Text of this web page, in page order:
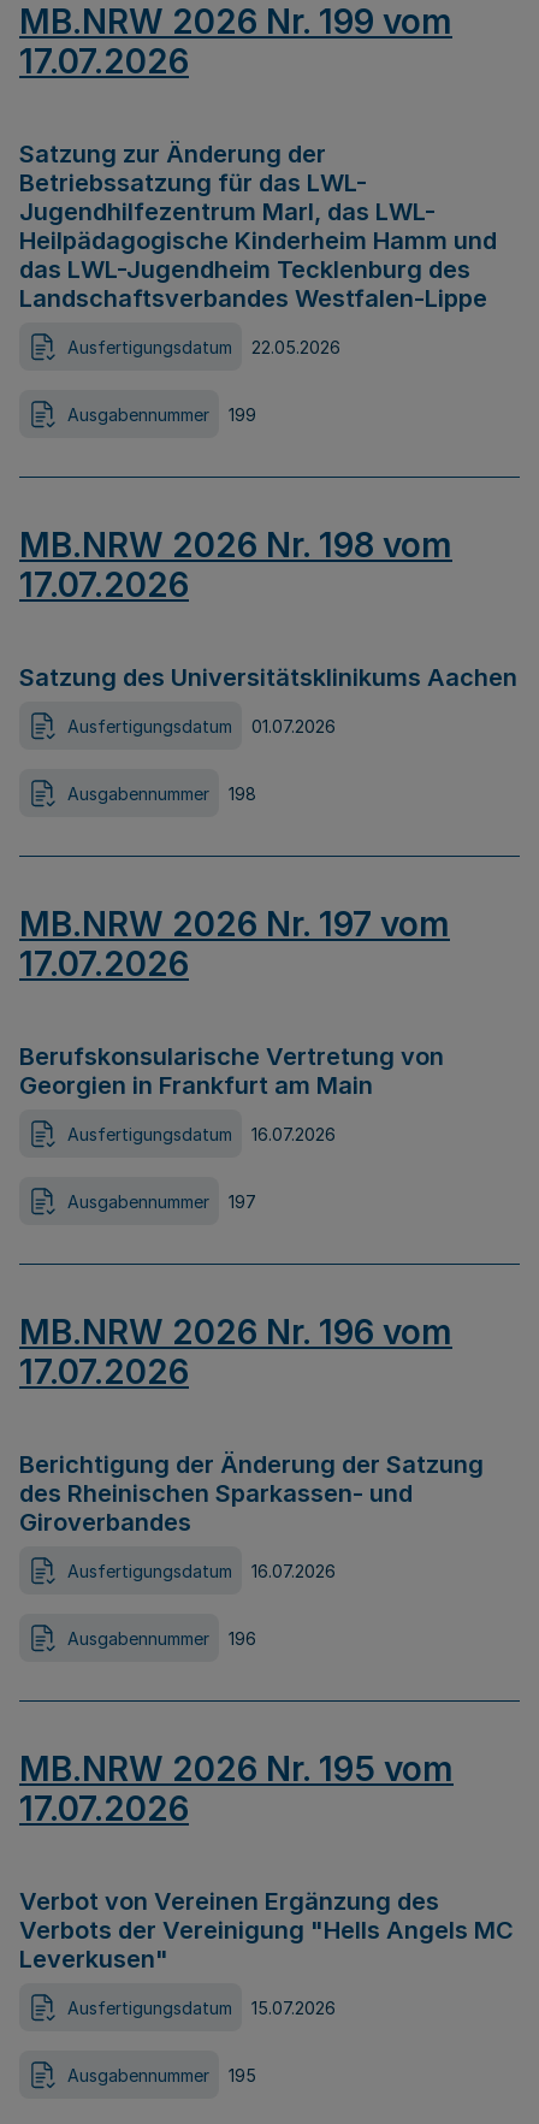
MB.NRW 2026 Nr. 199 vom
17.07.2026
Satzung zur Änderung der
Betriebssatzung für das LWL-
Jugendhilfezentrum Marl, das LWL-
Heilpädagogische Kinderheim Hamm und
das LWL-Jugendheim Tecklenburg des
Landschaftsverbandes Westfalen-Lippe
Ausfertigungsdatum 22.05.2026
Ausgabennummer 199
MB.NRW 2026 Nr. 198 vom
17.07.2026
Satzung des Universitätsklinikums Aachen
Ausfertigungsdatum 01.07.2026
Ausgabennummer 198
MB.NRW 2026 Nr. 197 vom
17.07.2026
Berufskonsularische Vertretung von
Georgien in Frankfurt am Main
Ausfertigungsdatum 16.07.2026
Ausgabennummer 197
MB.NRW 2026 Nr. 196 vom
17.07.2026
Berichtigung der Änderung der Satzung
des Rheinischen Sparkassen- und
Giroverbandes
Ausfertigungsdatum 16.07.2026
Ausgabennummer 196
MB.NRW 2026 Nr. 195 vom
17.07.2026
Verbot von Vereinen Ergänzung des
Verbots der Vereinigung "Hells Angels MC
Leverkusen"
Ausfertigungsdatum 15.07.2026
Ausgabennummer 195